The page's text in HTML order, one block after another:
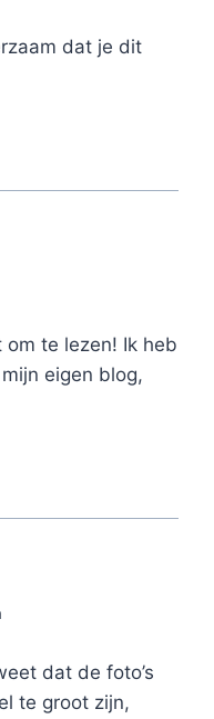
dat je dit
te lezen! Ik heb
eigen blog,
dat de foto’s
te groot zijn,